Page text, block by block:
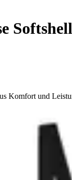
Softshell
Komfort und